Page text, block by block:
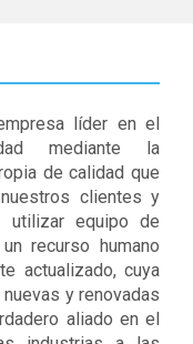
líder en el
mediante la
de calidad que
clientes y
utilizar equipo de
recurso humano
actualizado, cuya
y renovadas
aliado en el